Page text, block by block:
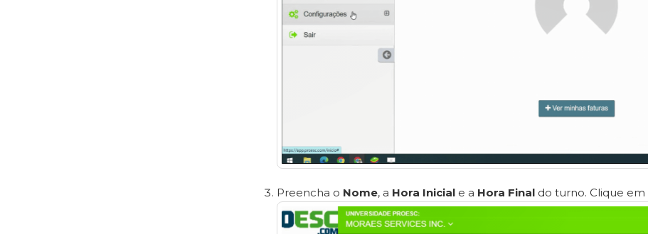
Preencha o Nome, a Hora Inicial e a Hora Final do turno. Clique em